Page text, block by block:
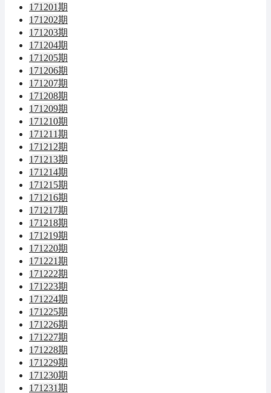
171201期
171202期
171203期
171204期
171205期
171206期
171207期
171208期
171209期
171210期
171211期
171212期
171213期
171214期
171215期
171216期
171217期
171218期
171219期
171220期
171221期
171222期
171223期
171224期
171225期
171226期
171227期
171228期
171229期
171230期
171231期